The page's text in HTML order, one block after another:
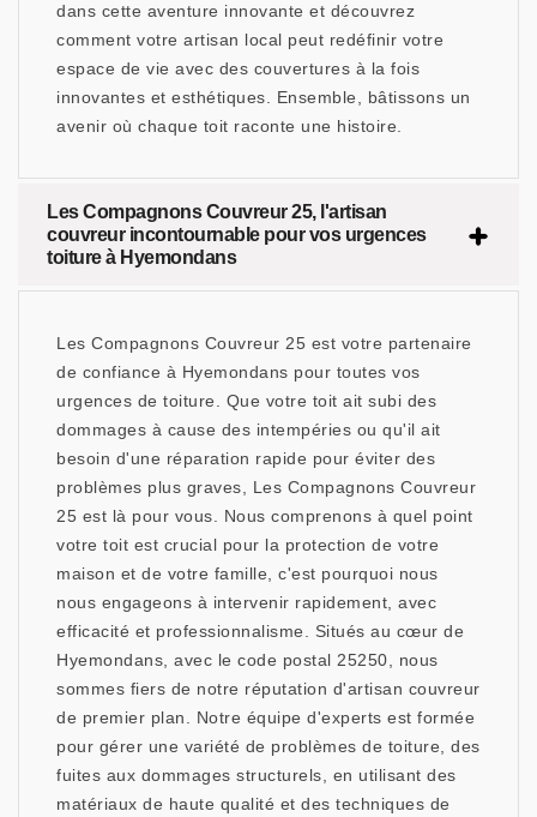
dans cette aventure innovante et découvrez
comment votre artisan local peut redéfinir votre
espace de vie avec des couvertures à la fois
innovantes et esthétiques. Ensemble, bâtissons un
avenir où chaque toit raconte une histoire.
Les Compagnons Couvreur 25, l'artisan
couvreur incontournable pour vos urgences
toiture à Hyemondans
Les Compagnons Couvreur 25 est votre partenaire
de confiance à Hyemondans pour toutes vos
urgences de toiture. Que votre toit ait subi des
dommages à cause des intempéries ou qu'il ait
besoin d'une réparation rapide pour éviter des
problèmes plus graves, Les Compagnons Couvreur
25 est là pour vous. Nous comprenons à quel point
votre toit est crucial pour la protection de votre
maison et de votre famille, c'est pourquoi nous
nous engageons à intervenir rapidement, avec
efficacité et professionnalisme. Situés au cœur de
Hyemondans, avec le code postal 25250, nous
sommes fiers de notre réputation d'artisan couvreur
de premier plan. Notre équipe d'experts est formée
pour gérer une variété de problèmes de toiture, des
fuites aux dommages structurels, en utilisant des
matériaux de haute qualité et des techniques de